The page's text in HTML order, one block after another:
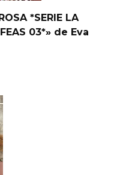
*SERIE LA
03*» de Eva